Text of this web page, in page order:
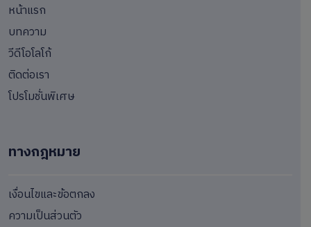
หน้าแรก
บทความ
วีดีโอโลโก้
ติดต่อเรา
โปรโมชั่นพิเศษ
ทางกฎหมาย
เงื่อนไขและข้อตกลง
ความเป็นส่วนตัว